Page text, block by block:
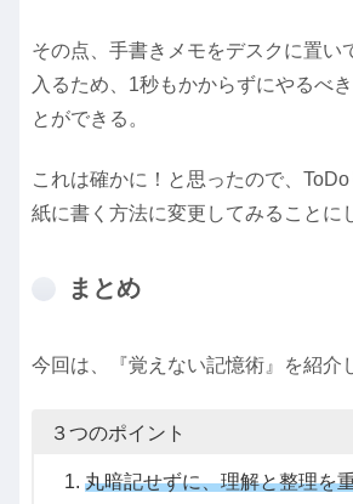
その点、手書きメモをデスクに置い
入るため、1秒もかからずにやるべ
とができる。
これは確かに！と思ったので、
紙に書く方法に変更してみることに
まとめ
今回は、『覚えない記憶術』を紹介
３つのポイント
丸暗記せずに、理解と整理を